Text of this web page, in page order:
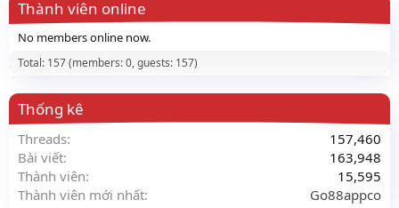
Thành viên online
No members online now.
Total: 157 (members: 0, guests: 157)
Thống kê
Threads
157,460
Bài viết
163,948
Thành viên
15,595
Thành viên mới nhất
Go88appco